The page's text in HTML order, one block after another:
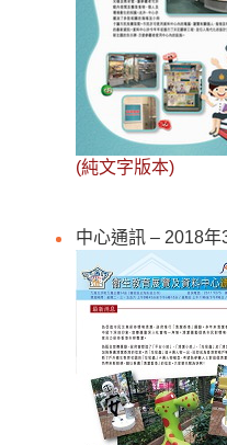
(純文字版本)
中心通訊 – 2018年